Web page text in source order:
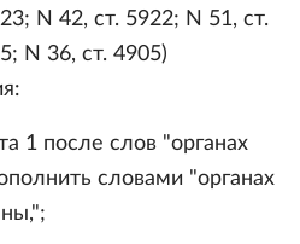
N 42, ст. 5922; N 51, ст.
N 36, ст. 4905)
1 после слов "органах
словами "органах